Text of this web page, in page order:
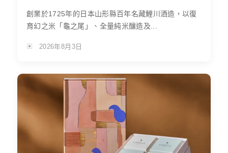
創業於1725年的日本山形縣百年名藏鯉川酒造，以復
育幻之米「龜之尾」、全量純米釀造及...
2026年8月3日